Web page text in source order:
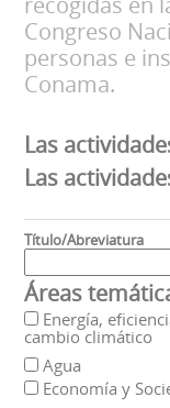
Congreso
personas e
Conama.
Las
Las
Título/Abreviatura
Áreas
Energía,
cambio climático
Agua
Economía y